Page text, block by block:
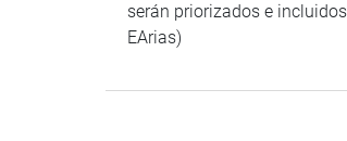
serán priorizados e
EArias)